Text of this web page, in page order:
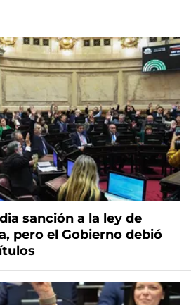
sanción a la ley de
pero el Gobierno debió